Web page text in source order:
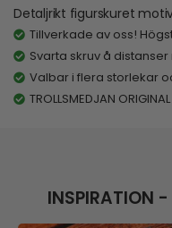
Detaljrikt figurskuret
Tillverkade av oss!
Svarta skruv å
Valbar i flera storlekar
TROLLSMEDJAN
INSPIRATION